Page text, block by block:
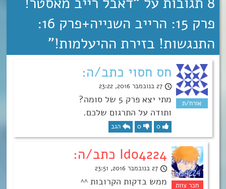
פרק 15: הרייב השנייה+פרק 16:
התנגשות! בזירת ההיעלמות!”
חס חסוי כתב/ה:
27 בנובמבר 2016, 23:22
מתי יצא פרק 5 של סומה?
ותודה על התרגום שלכם.
0
0 הגב
Ido4224 כתב/ה:
27 בנובמבר 2016, 23:51
ממש בדקות הקרובות ^^